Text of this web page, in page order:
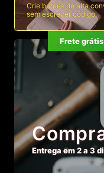
Crie botões de alta
sem escrever código.
Frete
Entrega em 2 a 3